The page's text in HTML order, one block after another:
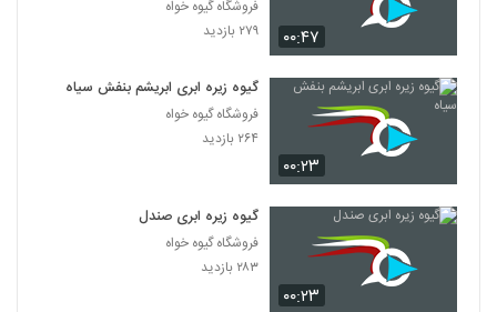
۰۰:۴۷
فروشگاه گیوه خواه
۲۷۹ بازدید
۰۰:۲۳
گیوه زیره ابری ابریشم بنفش سیاه
فروشگاه گیوه خواه
۲۶۴ بازدید
۰۰:۲۳
گیوه زیره ابری صندل
فروشگاه گیوه خواه
۲۸۳ بازدید